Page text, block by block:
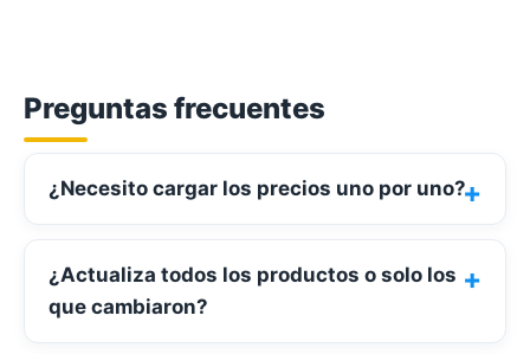
Preguntas frecuentes
¿Necesito cargar los precios uno por uno?
¿Actualiza todos los productos o solo los
que cambiaron?